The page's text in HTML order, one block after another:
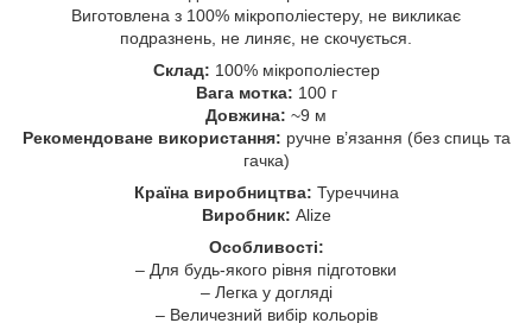
Виготовлена з 100% мікрополіестеру, не викликає
подразнень, не линяє, не скочується.
Склад: 100% мікрополіестер
Вага мотка: 100 г
Довжина: ~9 м
Рекомендоване використання: ручне в’язання (без спиць та
гачка)
Країна виробництва: Туреччина
Виробник: Alize
Особливості:
– Для будь-якого рівня підготовки
– Легка у догляді
– Величезний вибір кольорів